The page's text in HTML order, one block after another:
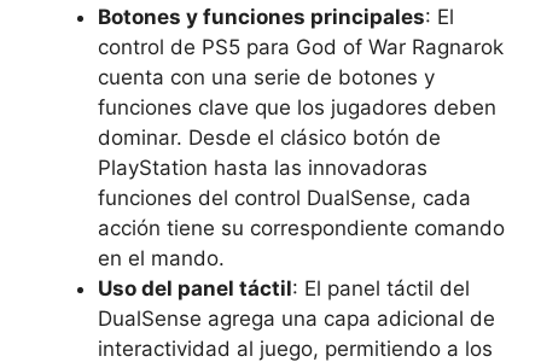
Botones y funciones principales: El
control de PS5 para God of War Ragnarok
cuenta con una serie de botones y
funciones clave que los jugadores deben
dominar. Desde el clásico botón de
PlayStation hasta las innovadoras
funciones del control DualSense, cada
acción tiene su correspondiente comando
en el mando.
Uso del panel táctil: El panel táctil del
DualSense agrega una capa adicional de
interactividad al juego, permitiendo a los